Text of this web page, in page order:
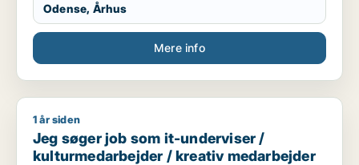
Odense, Århus
Mere info
Jeg søger job som it-underviser / kulturmedarbejder /
1 år siden
Jeg søger job som it-underviser /
kulturmedarbejder / kreativ medarbejder